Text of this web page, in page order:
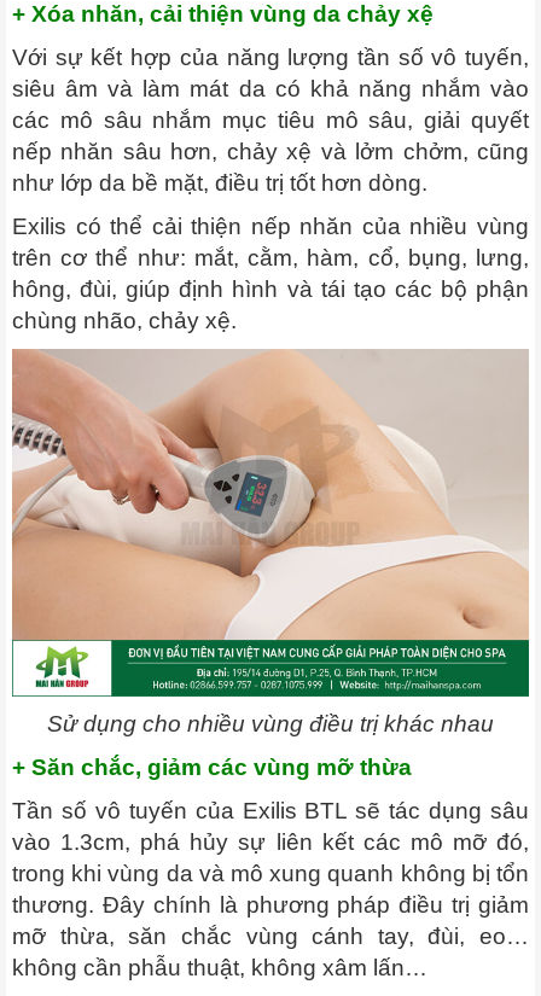
+ Xóa nhăn, cải thiện vùng da chảy xệ
Với sự kết hợp của năng lượng tần số vô tuyến,
siêu âm và làm mát da có khả năng nhắm vào
các mô sâu nhắm mục tiêu mô sâu, giải quyết
nếp nhăn sâu hơn, chảy xệ và lởm chởm, cũng
như lớp da bề mặt, điều trị tốt hơn dòng.
Exilis có thể cải thiện nếp nhăn của nhiều vùng
trên cơ thể như: mắt, cằm, hàm, cổ, bụng, lưng,
hông, đùi, giúp định hình và tái tạo các bộ phận
chùng nhão, chảy xệ.
Sử dụng cho nhiều vùng điều trị khác nhau
+ Săn chắc, giảm các vùng mỡ thừa
Tần số vô tuyến của Exilis BTL sẽ tác dụng sâu
vào 1.3cm, phá hủy sự liên kết các mô mỡ đó,
trong khi vùng da và mô xung quanh không bị tổn
thương. Đây chính là phương pháp điều trị giảm
mỡ thừa, săn chắc vùng cánh tay, đùi, eo…
không cần phẫu thuật, không xâm lấn…